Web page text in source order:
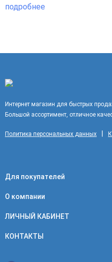
и фантастическое удобство.
Всего за несколько секунд и
Вам линзами.Пряжки
из гибкого эластомера,
застежки или каркаса и
подробнее
Интернет магазин для быстрых
Большой ассортимент, отличное
Политика персональных данных
Для покупателей
О компании
ЛИЧНЫЙ КАБИНЕТ
КОНТАКТЫ